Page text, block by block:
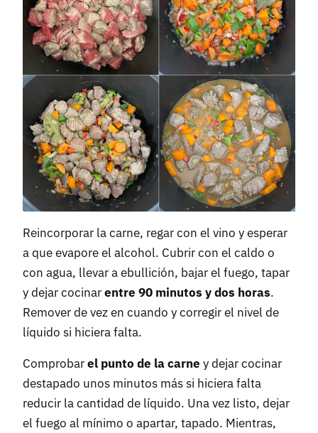
Reincorporar la carne, regar con el vino y esperar
a que evapore el alcohol. Cubrir con el caldo o
con agua, llevar a ebullición, bajar el fuego, tapar
y dejar cocinarentre 90 minutos y dos horas.
Remover de vez en cuando y corregir el nivel de
líquido si hiciera falta.
Comprobarel punto de la carne y dejar cocinar
destapado unos minutos más si hiciera falta
reducir la cantidad de líquido. Una vez listo, dejar
el fuego al mínimo o apartar, tapado. Mientras,